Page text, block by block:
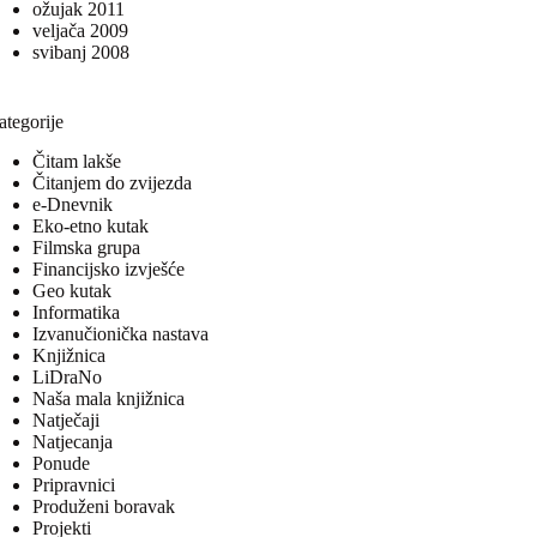
ožujak 2011
veljača 2009
svibanj 2008
Čitam lakše
Čitanjem do zvijezda
e-Dnevnik
Eko-etno kutak
Filmska grupa
Financijsko izvješće
Geo kutak
Informatika
Izvanučionička nastava
Knjižnica
LiDraNo
Naša mala knjižnica
Natječaji
Natjecanja
Ponude
Pripravnici
Produženi boravak
Projekti